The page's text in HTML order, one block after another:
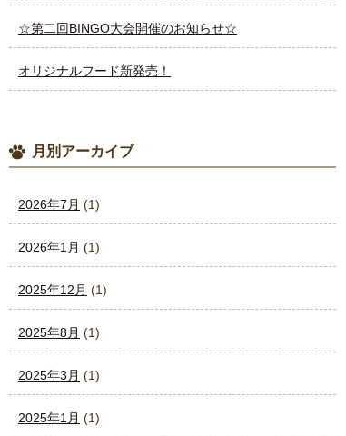
☆第二回BINGO大会開催のお知らせ☆
オリジナルフード新発売！
月別アーカイブ
2026年7月 (1)
2026年1月 (1)
2025年12月 (1)
2025年8月 (1)
2025年3月 (1)
2025年1月 (1)